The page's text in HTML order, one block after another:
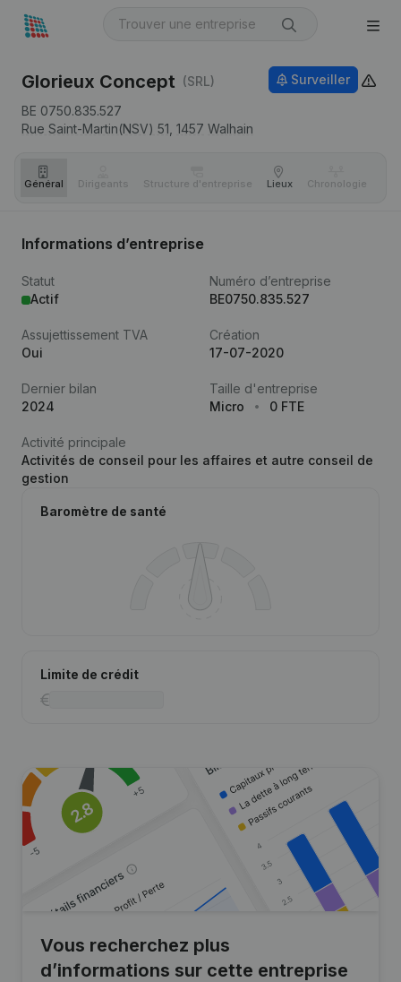
Glorieux Concept (SRL)
BE 0750.835.527
Rue Saint-Martin(NSV) 51, 1457 Walhain
Surveiller
Général Dirigeants Structure d'entreprise Lieux Chronologie
Informations d’entreprise
Statut
Actif
Numéro d’entreprise
BE0750.835.527
Assujettissement TVA
Oui
Création
17-07-2020
Dernier bilan
2024
Taille d'entreprise
Micro
0 FTE
Activité principale
Activités de conseil pour les affaires et autre conseil de
gestion
Baromètre de santé
Limite de crédit
Vous recherchez plus
d’informations sur cette entreprise